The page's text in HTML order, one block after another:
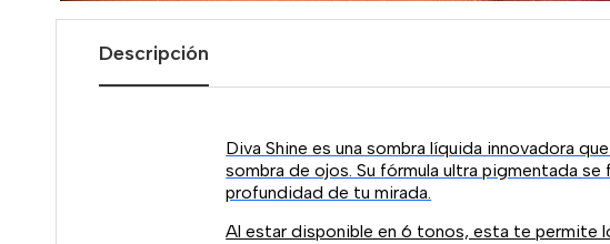
Descripción
Diva Shine es una sombra líquida innovadora
sombra de ojos. Su fórmula ultra pigmentada
profundidad de tu mirada.
Al estar disponible en 6 tonos, esta te permite